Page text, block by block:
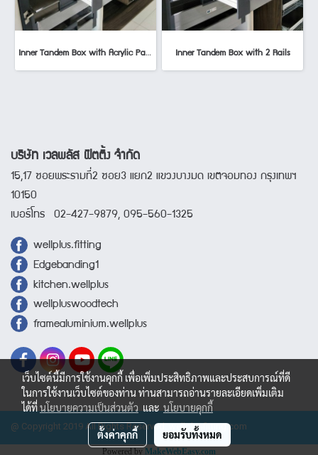
Inner Tandem Box with Acrylic Panel Inner Tandem Box with 2 Rails
บริษัท เวลพลัส ฟิตติ้ง จำกัด
15,17 ซอยพระรามที่2 ซอย3 แยก2 แขวงบางมด เขตจอมทอง กรุงเทพฯ
10150
เบอร์โทร 02-427-9879, 095-560-1325
wellplus.fitting
Edgebanding1
kitchen.wellplus
wellpluswoodtech
framealuminium.wellplus
@ Copyright 2019 All Rights Reserved. wellplusfitting.com
Powered by MakeWebEasy.com
เว็บไซต์นี้มีการใช้งานคุกกี้ เพื่อเพิ่มประสิทธิภาพและประสบการณ์ที่ดี
ในการใช้งานเว็บไซต์ของท่าน ท่านสามารถอ่านรายละเอียดเพิ่มเติม
ได้ที่นโยบายความเป็นส่วนตัว และ นโยบายคุกกี้
ตั้งค่าคุกกี้ ยอมรับทั้งหมด